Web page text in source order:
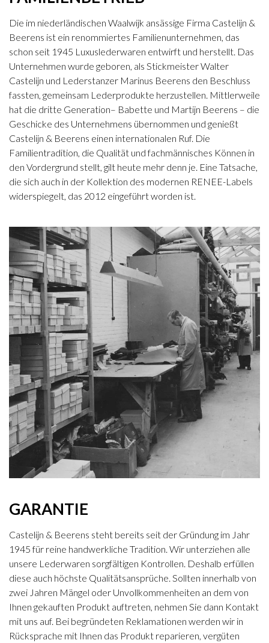
Die im niederländischen Waalwijk ansässige Firma Castelijn &
Beerens ist ein renommiertes Familienunternehmen, das
schon seit 1945 Luxuslederwaren entwirft und herstellt. Das
Unternehmen wurde geboren, als Stickmeister Walter
Castelijn und Lederstanzer Marinus Beerens den Beschluss
fassten, gemeinsam Lederprodukte herzustellen. Mittlerweile
hat die dritte Generation– Babette und Martijn Beerens – die
Geschicke des Unternehmens übernommen und genießt
Castelijn & Beerens einen internationalen Ruf. Die
Familientradition, die Qualität und fachmännisches Können in
den Vordergrund stellt, gilt heute mehr denn je. Eine Tatsache,
die sich auch in der Kollektion des modernen RENEE-Labels
widerspiegelt, das 2012 eingeführt worden ist.
GARANTIE
Castelijn & Beerens steht bereits seit der Gründung im Jahr
1945 für reine handwerkliche Tradition. Wir unterziehen alle
unsere Lederwaren sorgfältigen Kontrollen. Deshalb erfüllen
diese auch höchste Qualitätsansprüche. Sollten innerhalb von
zwei Jahren Mängel oder Unvollkommenheiten an dem von
Ihnen gekauften Produkt auftreten, nehmen Sie dann Kontakt
mit uns auf. Bei begründeten Reklamationen werden wir in
Rücksprache mit Ihnen das Produkt reparieren, vergüten